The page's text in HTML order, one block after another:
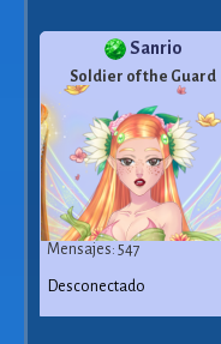
Sanrio
Soldier of the Guard
Mensajes: 547
Desconectado